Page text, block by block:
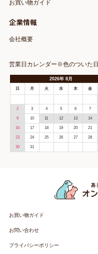
お買い物ガイド
企業情報
会社概要
営業日カレンダー※色のついた日
2026年 8月
日 月 火 水 木 金
2 3 4 5 6 7
9 10 11 12 13 14
16 17 18 19 20 21
23 24 25 26 27 28
30 31
お買い物ガイド
お問い合わせ
プライバシーポリシー